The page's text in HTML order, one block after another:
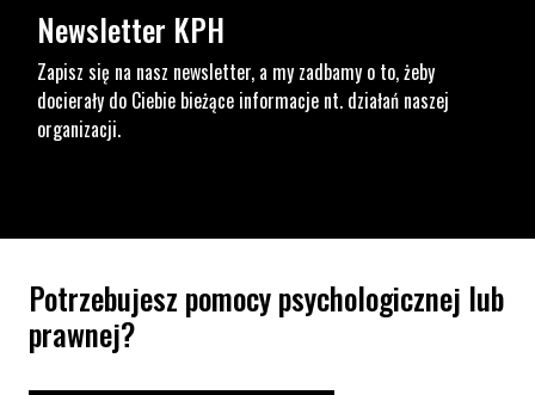
Newsletter KPH
Zapisz się na nasz newsletter, a my zadbamy o to, żeby
docierały do Ciebie bieżące informacje nt. działań naszej
organizacji.
Potrzebujesz pomocy psychologicznej lub
prawnej?